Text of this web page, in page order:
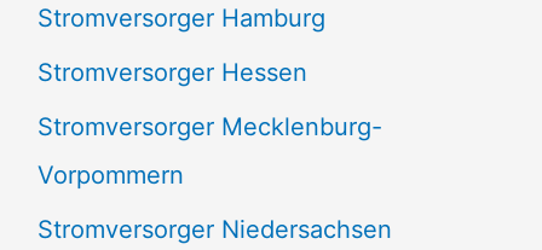
Stromversorger Hamburg
Stromversorger Hessen
Stromversorger Mecklenburg-
Vorpommern
Stromversorger Niedersachsen